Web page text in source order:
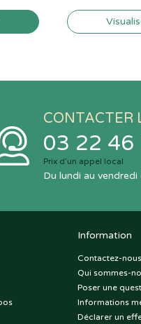
CONTACTER
03 22 46
Prix d’un appel local
Du lundi au
Information
Contactez-nous
Qui sommes-
Poser une
Informations
Déclarer un